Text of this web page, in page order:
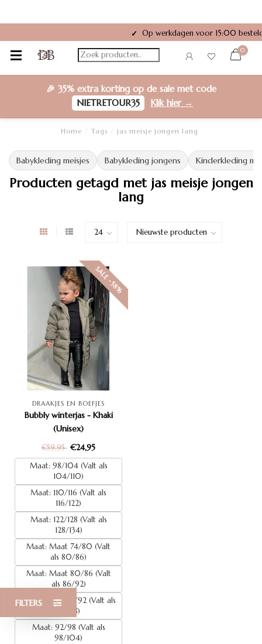
✓ Op werkdagen voor 15:00
0
🎉 35% extra kortingop de sale met code
NIETRETOUR35
Klik hier →
Home Tags jas meisje jongen lang
Babykleding meisjes Babykleding jongens Kinderkleding
Producten getagd met jas meisje jongen
lang
FILTERS
SALE -58%
DRAAKJES EN BOEFJES
Bubbly winterjas - Khaki
(Unisex)
€59,95 €24,95
Maat: 98/104 (Valt als
104/110)
Maat: 110/116 (Valt als
116/122)
Maat: 122/128 (Valt als
128/134)
Maat: Maat 74/80 (Valt
als 80/86)
Maat: Maat 80/86 (Valt
als 86/92)
Maat: Maat 86/92 (Valt als
92/98)
Maat: 92/98 (Valt als
98/104)